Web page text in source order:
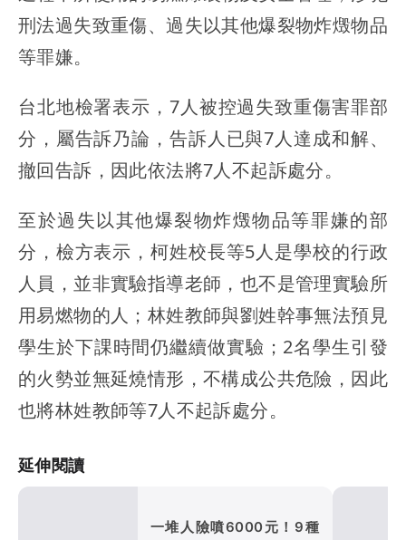
刑法過失致重傷、過失以其他爆裂物炸燬物品
等罪嫌。
台北地檢署表示，7人被控過失致重傷害罪部
分，屬告訴乃論，告訴人已與7人達成和解、
撤回告訴，因此依法將7人不起訴處分。
至於過失以其他爆裂物炸燬物品等罪嫌的部
分，檢方表示，柯姓校長等5人是學校的行政
人員，並非實驗指導老師，也不是管理實驗所
用易燃物的人；林姓教師與劉姓幹事無法預見
學生於下課時間仍繼續做實驗；2名學生引發
的火勢並無延燒情形，不構成公共危險，因此
也將林姓教師等7人不起訴處分。
延伸閱讀
一堆人險噴6000元！9種